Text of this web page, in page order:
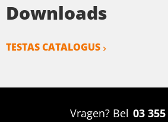
Downloads
TESTAS CATALOGUS
Vragen? Bel 03